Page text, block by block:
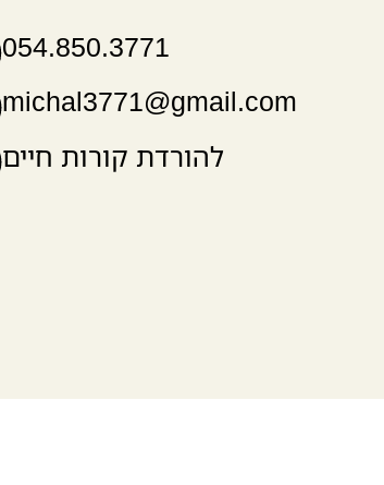
054.850.3771
michal3771@gmail.com
להורדת קורות חיים